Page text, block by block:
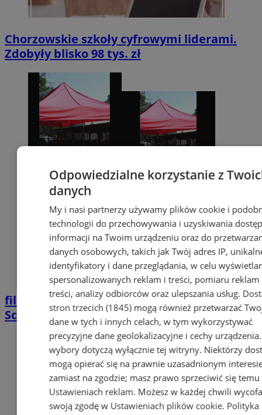
Chorzowskie szkoły cyfrowymi liderami.
Zdobyły blisko 98 tys. zł
film
Upał doskwiera zwierzętom.
Schronisko PsiKot pilnie prosi o pomoc
Odpowiedzialne korzystanie z
danych
My i nasi partnerzy używamy plików cookie i
technologii do przechowywania i uzyskiwania
informacji na Twoim urządzeniu oraz do
danych osobowych, takich jak Twój adres IP,
identyfikatory i dane przeglądania, w celu
spersonalizowanych reklam i treści, pomiaru reklam
treści, analizy odbiorców oraz ulepszania usług.
stron trzecich (1845)mogą również przetwarzać
dane w tych i innych celach, w tym wykorzystywać
precyzyjne dane geolokalizacyjne i cechy
wybory dotyczą wyłącznie tej witryny. Niektórzy
mogą opierać się na prawnie uzasadnionym
zamiast na zgodzie; masz prawo sprzeciwić się temu
Ustawieniach reklam. Możesz w każdej chwili
swoją zgodę w Ustawieniach plików cookie. Polityka